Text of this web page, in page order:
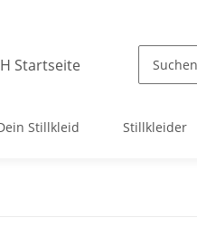
Stillkleid Stillkleider